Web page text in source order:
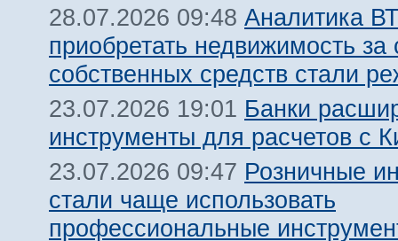
28.07.2026 09:48 Аналитика
приобретать недвижимость за
собственных средств стали
23.07.2026 19:01 Банки
инструменты для расчетов с
23.07.2026 09:47 Розничные
стали чаще использовать
профессиональные